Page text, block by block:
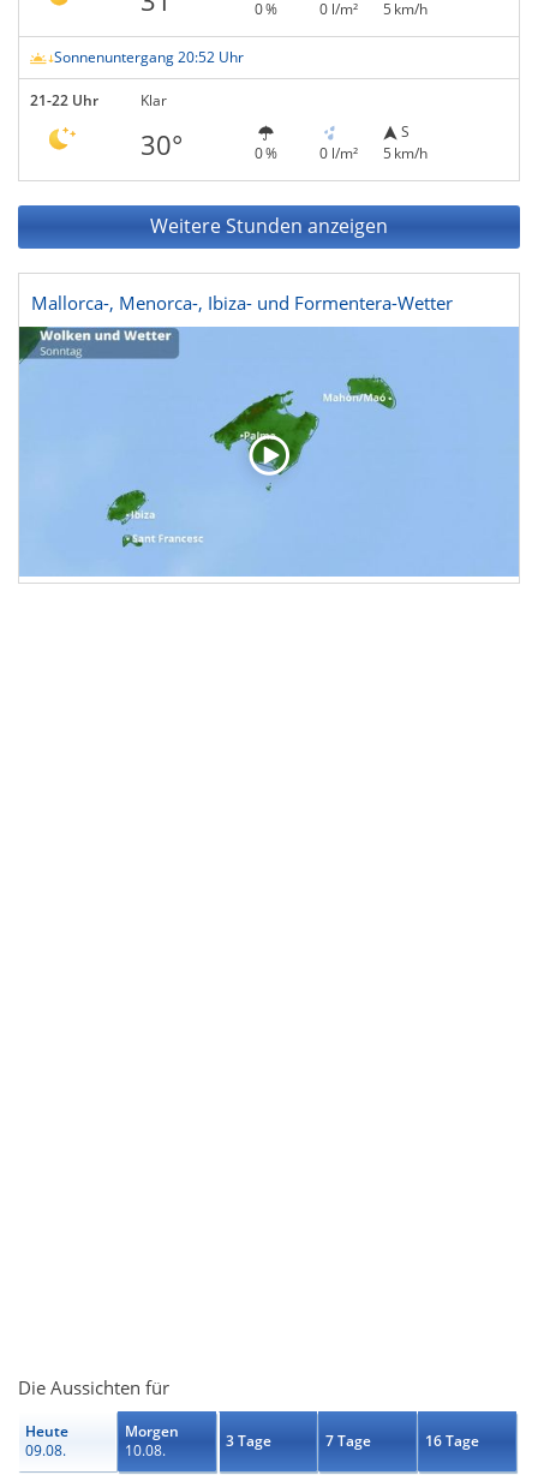
0 % 0 l/m² 5 km/h
Sonnenuntergang 20:52 Uhr
21-22 Uhr Klar
30° 0 % 0 l/m²
S
5 km/h
Weitere Stunden anzeigen
Mallorca-, Menorca-, Ibiza- und Formentera-Wetter
Die Aussichten für
Heute
09.08.
Morgen
10.08.
3 Tage 7 Tage 16 Tage